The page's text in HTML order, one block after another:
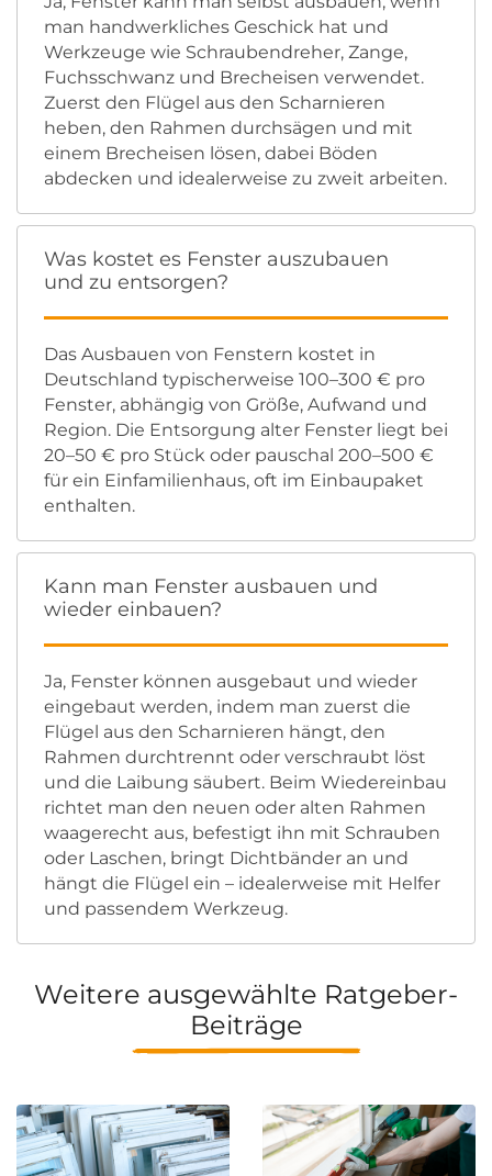
man handwerkliches Geschick hat und
Werkzeuge wie Schraubendreher, Zange,
Fuchsschwanz und Brecheisen verwendet.
Zuerst den Flügel aus den Scharnieren
heben, den Rahmen durchsägen und mit
einem Brecheisen lösen, dabei Böden
abdecken und idealerweise zu zweit arbeiten.
Was kostet es Fenster auszubauen
und zu entsorgen?
Das Ausbauen von Fenstern kostet in
Deutschland typischerweise 100–300 € pro
Fenster, abhängig von Größe, Aufwand und
Region. Die Entsorgung alter Fenster liegt bei
20–50 € pro Stück oder pauschal 200–500 €
für ein Einfamilienhaus, oft im Einbaupaket
enthalten.
Kann man Fenster ausbauen und
wieder einbauen?
Ja, Fenster können ausgebaut und wieder
eingebaut werden, indem man zuerst die
Flügel aus den Scharnieren hängt, den
Rahmen durchtrennt oder verschraubt löst
und die Laibung säubert. Beim Wiedereinbau
richtet man den neuen oder alten Rahmen
waagerecht aus, befestigt ihn mit Schrauben
oder Laschen, bringt Dichtbänder an und
hängt die Flügel ein – idealerweise mit Helfer
und passendem Werkzeug.
Weitere ausgewählte Ratgeber-
Beiträge